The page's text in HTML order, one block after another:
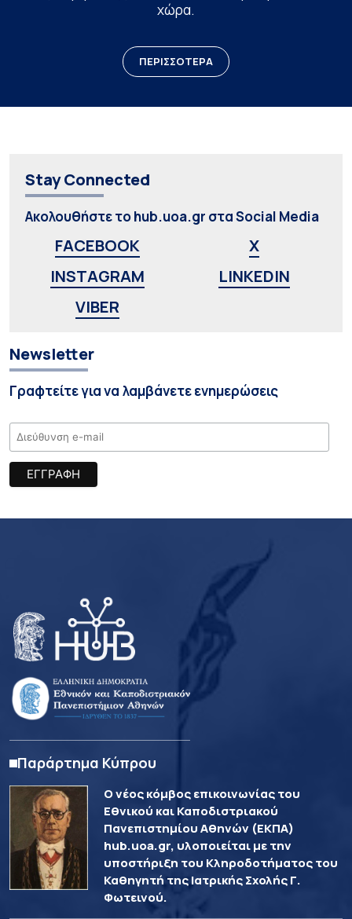
χώρα.
ΠΕΡΙΣΣΟΤΕΡΑ
Stay Connected
Ακολουθήστε το hub.uoa.gr στα Social Media
FACEBOOK
X
INSTAGRAM
LINKEDIN
VIBER
Newsletter
Γραφτείτε για να λαμβάνετε ενημερώσεις
Παράρτημα Κύπρου
Ο νέος κόμβος επικοινωνίας του
Εθνικού και Καποδιστριακού
Πανεπιστημίου Αθηνών (ΕΚΠΑ)
hub.uoa.gr, υλοποιείται με την
υποστήριξη του Κληροδοτήματος του
Καθηγητή της Ιατρικής Σχολής Γ.
Φωτεινού.